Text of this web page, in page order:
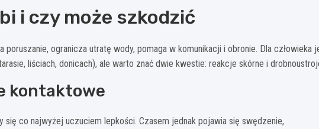
i czy może szkodzić
poruszanie, ogranicza utratę wody, pomaga w komunikacji i obronie. Dla człowieka
liściach, donicach), ale warto znać dwie kwestie: reakcje skórne i
kontaktowe
co najwyżej uczuciem lepkości. Czasem jednak pojawia się swędzenie,